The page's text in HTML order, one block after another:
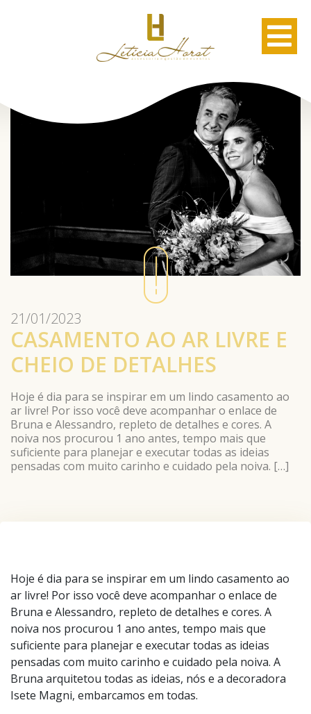
21/01/2023
CASAMENTO AO AR LIVRE E
CHEIO DE DETALHES
Hoje é dia para se inspirar em um lindo casamento ao
ar livre! Por isso você deve acompanhar o enlace de
Bruna e Alessandro, repleto de detalhes e cores. A
noiva nos procurou 1 ano antes, tempo mais que
suficiente para planejar e executar todas as ideias
pensadas com muito carinho e cuidado pela noiva. […]
Hoje é dia para se inspirar em um lindo casamento ao
ar livre! Por isso você deve acompanhar o enlace de
Bruna e Alessandro, repleto de detalhes e cores. A
noiva nos procurou 1 ano antes, tempo mais que
suficiente para planejar e executar todas as ideias
pensadas com muito carinho e cuidado pela noiva. A
Bruna arquitetou todas as ideias, nós e a decoradora
Isete Magni, embarcamos em todas.